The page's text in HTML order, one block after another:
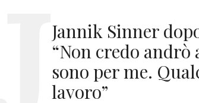
Jannik Sinner
“Non credo andrò
sono per me.
lavoro”